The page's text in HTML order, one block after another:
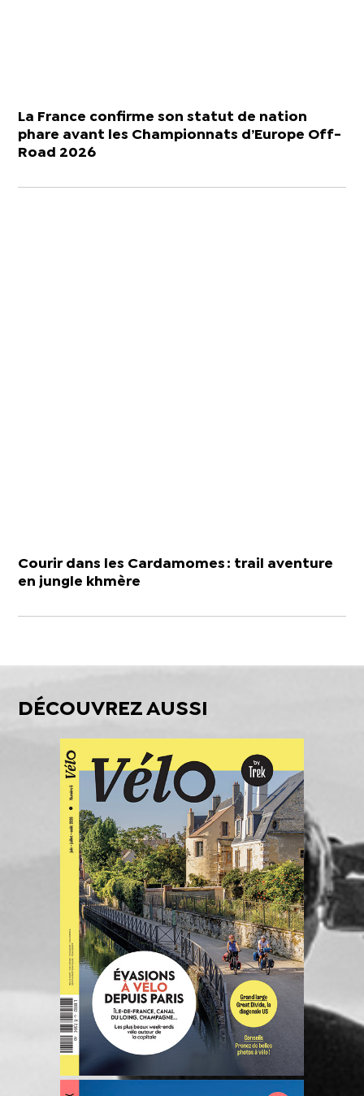
La France confirme son statut de nation
phare avant les Championnats d’Europe Off-
Road 2026
Courir dans les Cardamomes : trail aventure
en jungle khmère
DÉCOUVREZ AUSSI